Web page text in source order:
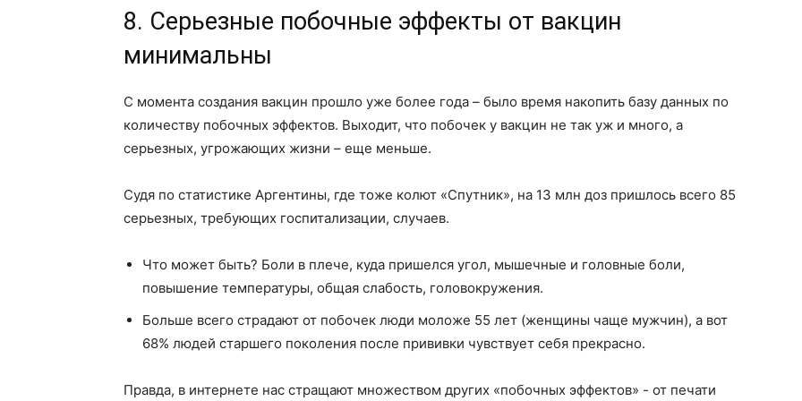
8. Серьезные побочные эффекты от вакцин
минимальны
С момента создания вакцин прошло уже более года – было время накопить базу данных по
количеству побочных эффектов. Выходит, что побочек у вакцин не так уж и много, а
серьезных, угрожающих жизни – еще меньше.
Судя по статистике Аргентины, где тоже колют «Спутник», на 13 млн доз пришлось всего 85
серьезных, требующих госпитализации, случаев.
Что может быть? Боли в плече, куда пришелся угол, мышечные и головные боли,
повышение температуры, общая слабость, головокружения.
Больше всего страдают от побочек люди моложе 55 лет (женщины чаще мужчин), а вот
68% людей старшего поколения после прививки чувствует себя прекрасно.
Правда, в интернете нас стращают множеством других «побочных эффектов» - от печати